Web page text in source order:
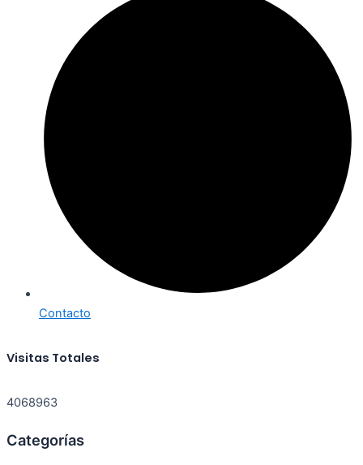
Contacto
Visitas Totales
4068963
Categorías